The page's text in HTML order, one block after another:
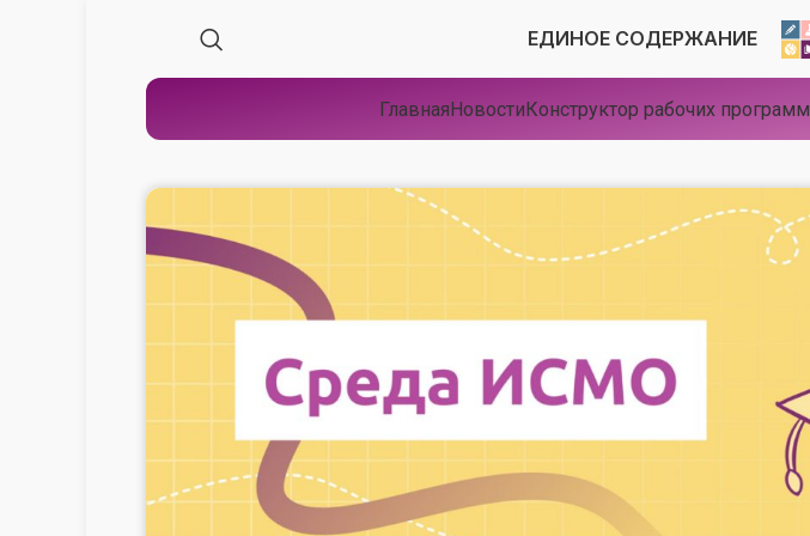
ЕДИНОЕ СОДЕРЖАНИЕ
ГлавнаяНовостиКонструктор рабочих программ